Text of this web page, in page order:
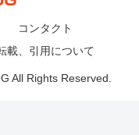
コンタクト
載、引用について
All Rights Reserved.